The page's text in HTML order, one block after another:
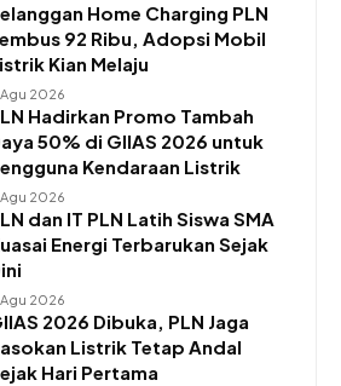
Home Charging PLN
92 Ribu, Adopsi Mobil
Kian Melaju
2026
Hadirkan Promo Tambah
50% di GIIAS 2026 untuk
Kendaraan Listrik
2026
dan IT PLN Latih Siswa SMA
Energi Terbarukan Sejak
2026
2026 Dibuka, PLN Jaga
Listrik Tetap Andal
Hari Pertama